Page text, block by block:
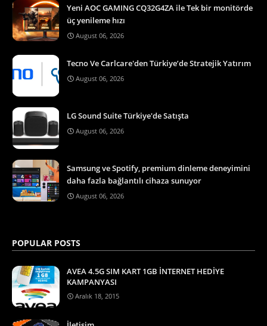
Yeni AOC GAMING CQ32G4ZA ile Tek bir monitörde
üç yenileme hızı
August 06, 2026
Tecno Ve Carlcare'den Türkiye’de Stratejik Yatırım
August 06, 2026
LG Sound Suite Türkiye'de Satışta
August 06, 2026
Samsung ve Spotify, premium dinleme deneyimini
daha fazla bağlantılı cihaza sunuyor
August 06, 2026
POPULAR POSTS
AVEA 4.5G SIM KART 1GB İNTERNET HEDİYE
KAMPANYASI
Aralık 18, 2015